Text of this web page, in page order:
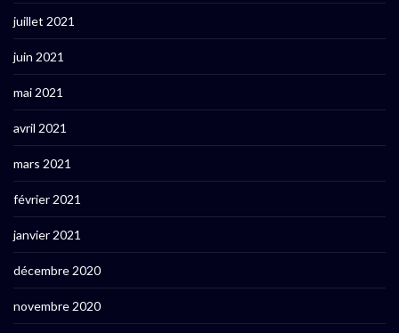
juillet 2021
juin 2021
mai 2021
avril 2021
mars 2021
février 2021
janvier 2021
décembre 2020
novembre 2020